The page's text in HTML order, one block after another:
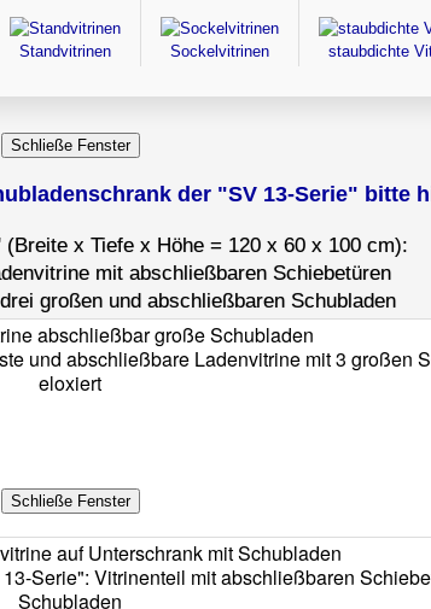
Standvitrinen Sockelvitrinen staubdichte
der "SV 13-Serie" bitte
x Tiefe x Höhe = 120 x 60 x 100 cm):
mit abschließbaren Schiebetüren
großen und abschließbaren Schubladen
und abschließbare Ladenvitrine mit 3 großen
eloxiert
Serie": Vitrinenteil mit abschließbaren
Schubladen